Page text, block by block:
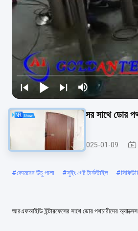
আরএফআইডি ইন্টারফেসের সাথে ডোর
সুইং ব্যারিয়ার গেট 2025-01-09
#কোমরের উঁচু পালা #সুইং গেট টার্নস্টাইল #
আরএফআইডি ইন্টারফেসের সাথে ডোর পথচারীদের